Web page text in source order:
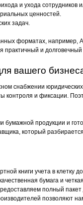
и ухода сотрудников
ценностей.
задач.
форматах, например,
практичный и
вашего
снабжении
контроля и фиксации.
продукции и
который
книги учета в клетку
бумага и
полный
позволяют